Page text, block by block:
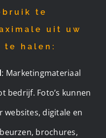
te
uit uw
te halen:
: Marketingmateriaal
bedrijf. Foto’s kunnen
digitale en
brochures,